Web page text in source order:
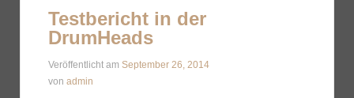
Testbericht in der
DrumHeads
Veröffentlicht am September 26, 2014
von admin